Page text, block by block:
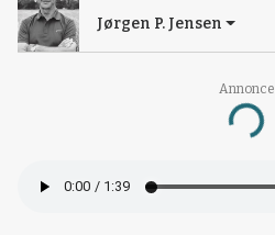
Annonce
Loading...
Jørgen P. Jensen